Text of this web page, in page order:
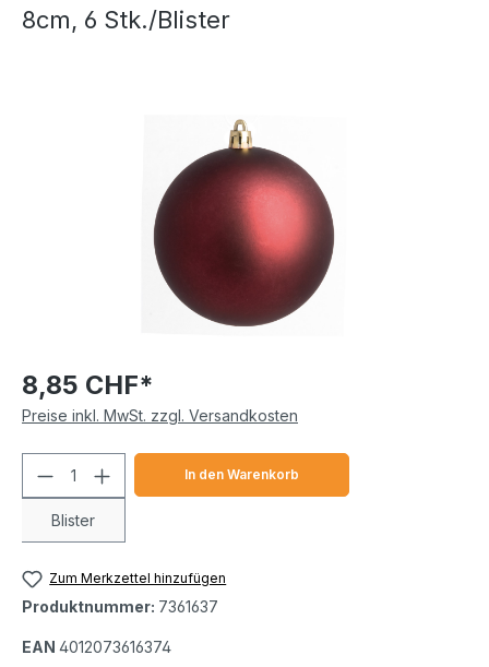
8cm, 6 Stk./Blister
8,85 CHF*
Preise inkl. MwSt. zzgl. Versandkosten
Produkt Anzahl: Gib den
Blister
In den Warenkorb
Zum Merkzettel hinzufügen
Produktnummer: 7361637
EAN 4012073616374